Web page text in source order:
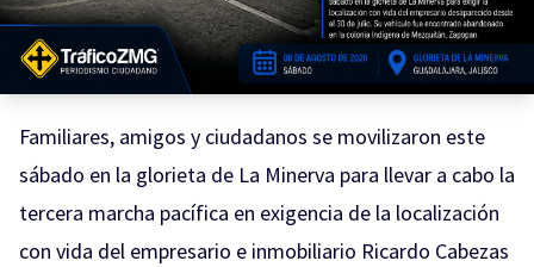
Familiares, amigos y ciudadanos se movilizaron este
sábado en la glorieta de La Minerva para llevar a cabo la
tercera marcha pacífica en exigencia de la localización
con vida del empresario e inmobiliario Ricardo Cabezas